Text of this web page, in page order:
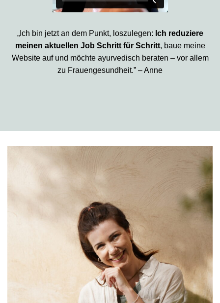
„Ich bin jetzt an dem Punkt, loszulegen: Ich reduziere
meinen aktuellen Job Schritt für Schritt, baue meine
Website auf und möchte ayurvedisch beraten – vor allem
zu Frauengesundheit.” – Anne